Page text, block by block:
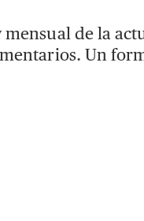
mensual de la
Un